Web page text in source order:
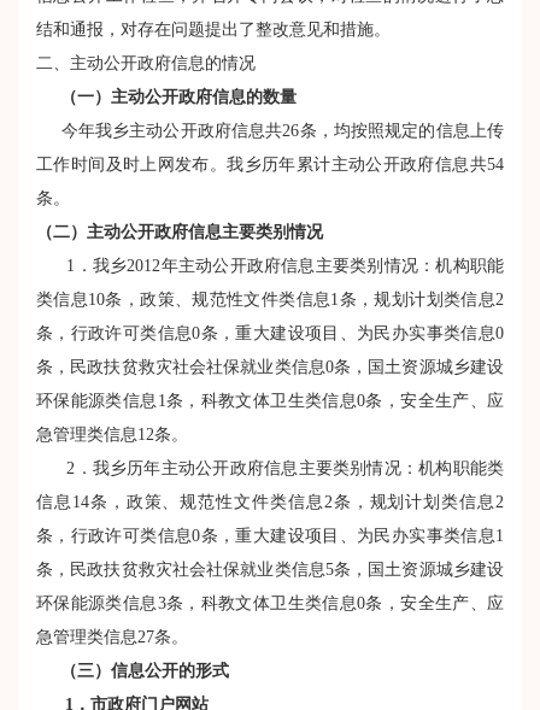
结和通报，对存在问题提出了整改意见和措施。
二、主动公开政府信息的情况
（一）主动公开政府信息的数量
今年我乡主动公开政府信息共26条，均按照规定的信息上传
工作时间及时上网发布。我乡历年累计主动公开政府信息共54
条。
（二）主动公开政府信息主要类别情况
1．我乡2012年主动公开政府信息主要类别情况：机构职能
类信息10条，政策、规范性文件类信息1条，规划计划类信息2
条，行政许可类信息0条，重大建设项目、为民办实事类信息0
条，民政扶贫救灾社会社保就业类信息0条，国土资源城乡建设
环保能源类信息1条，科教文体卫生类信息0条，安全生产、应
急管理类信息12条。
2．我乡历年主动公开政府信息主要类别情况：机构职能类
信息14条，政策、规范性文件类信息2条，规划计划类信息2
条，行政许可类信息0条，重大建设项目、为民办实事类信息1
条，民政扶贫救灾社会社保就业类信息5条，国土资源城乡建设
环保能源类信息3条，科教文体卫生类信息0条，安全生产、应
急管理类信息27条。
（三）信息公开的形式
1 ．市政府门户网站